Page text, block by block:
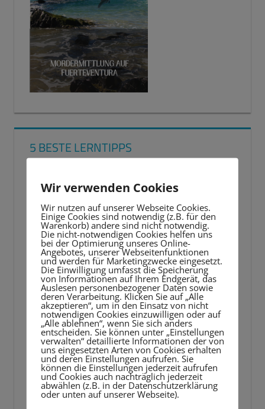
5 BESTE LERNTIPPS
Player
Wir verwenden Cookies
Wir nutzen auf unserer Webseite Cookies.
Einige Cookies sind notwendig (z.B. für den
Warenkorb) andere sind nicht notwendig.
Die nicht-notwendigen Cookies helfen uns
bei der Optimierung unseres Online-
Angebotes, unserer Webseitenfunktionen
und werden für Marketingzwecke eingesetzt.
Die Einwilligung umfasst die Speicherung
von Informationen auf Ihrem Endgerät, das
Auslesen personenbezogener Daten sowie
deren Verarbeitung. Klicken Sie auf „Alle
akzeptieren“, um in den Einsatz von nicht
notwendigen Cookies einzuwilligen oder auf
„Alle ablehnen“, wenn Sie sich anders
entscheiden. Sie können unter „Einstellungen
verwalten“ detaillierte Informationen der von
uns eingesetzten Arten von Cookies erhalten
und deren Einstellungen aufrufen. Sie
können die Einstellungen jederzeit aufrufen
und Cookies auch nachträglich jederzeit
abwählen (z.B. in der Datenschutzerklärung
oder unten auf unserer Webseite).